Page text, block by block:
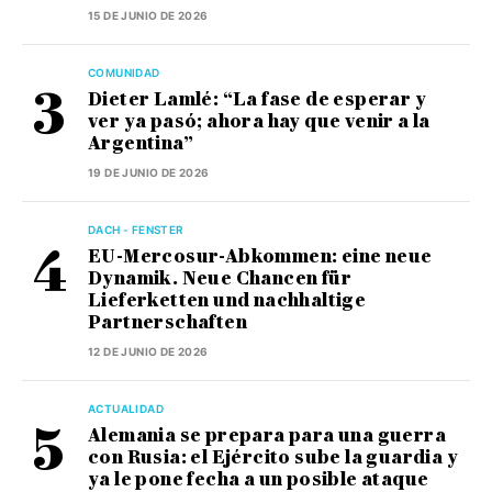
15 DE JUNIO DE 2026
COMUNIDAD
Dieter Lamlé: “La fase de esperar y
ver ya pasó; ahora hay que venir a la
Argentina”
19 DE JUNIO DE 2026
DACH - FENSTER
EU-Mercosur-Abkommen: eine neue
Dynamik. Neue Chancen für
Lieferketten und nachhaltige
Partnerschaften
12 DE JUNIO DE 2026
ACTUALIDAD
Alemania se prepara para una guerra
con Rusia: el Ejército sube la guardia y
ya le pone fecha a un posible ataque